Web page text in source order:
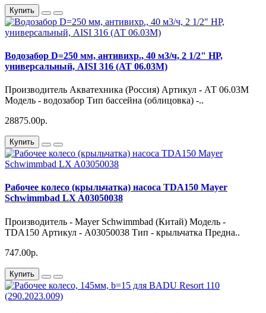
Купить
Водозабор D=250 мм, антивихр., 40 м3/ч, 2 1/2" НР,
универсальный, AISI 316 (АТ 06.03M)
Производитель Акватехника (Россия) Артикул - АТ 06.03М
Модель - водозабор Тип бассейна (облицовка) -..
28875.00р.
Купить
Рабочее колесо (крыльчатка) насоса TDA150 Mayer
Schwimmbad LX A03050038
Производитель - Mayer Schwimmbad (Китай) Модель -
TDA150 Артикул - A03050038 Тип - крыльчатка Предна..
747.00р.
Купить